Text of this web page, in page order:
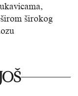
širokog